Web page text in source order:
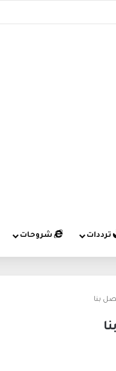
ترددات شروحات
بنا